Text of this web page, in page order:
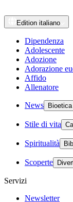
Edition italiano
Dipendenza
Adolescente
Adozione
Adorazione
Affido
Allenatore
News Bioetica
Stile di vita
Spiritualità
Scoperte
Servizi
Newsletter